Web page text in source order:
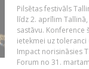
Pilsētas festivāls
līdz 2. aprīlim
sastāvu.
ietekmei uz
Impact norisināsies
Forum no 31.